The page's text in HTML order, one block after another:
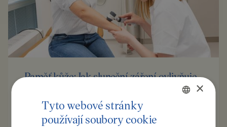
Paměť kůže: Jak sluneční záření ovlivňuje
V České republice každoročně přibývá lidí s rakovinou
kůže. K včasnému odhalení a léčbě pomáhá osvěta a
preventivní prohlídky, říká dermatoložka Health+ Lucia
×
Tyto webové stránky
používají soubory cookie